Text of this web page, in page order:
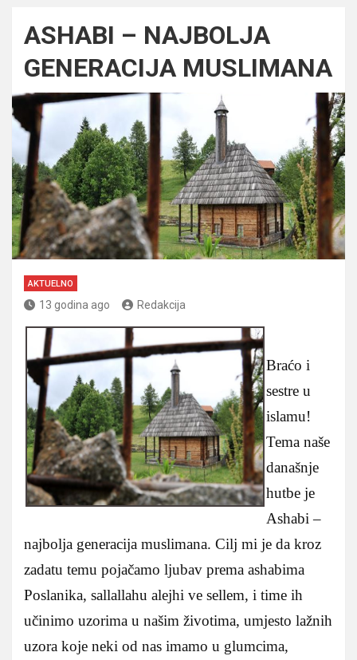
ASHABI – NAJBOLJA
GENERACIJA MUSLIMANA
AKTUELNO
13 godina ago Redakcija
Braćo i
sestre u
islamu!
Tema naše
današnje
hutbe je
Ashabi –
najbolja generacija muslimana. Cilj mi je da kroz
zadatu temu pojačamo ljubav prema ashabima
Poslanika, sallallahu alejhi ve sellem, i time ih
učinimo uzorima u našim životima, umjesto lažnih
uzora koje neki od nas imamo u glumcima,